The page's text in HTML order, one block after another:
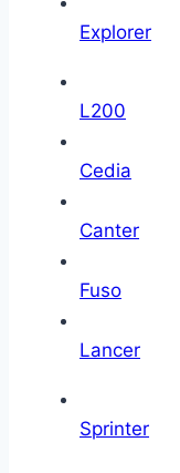
Explorer
L200
Cedia
Canter
Fuso
Lancer
Sprinter